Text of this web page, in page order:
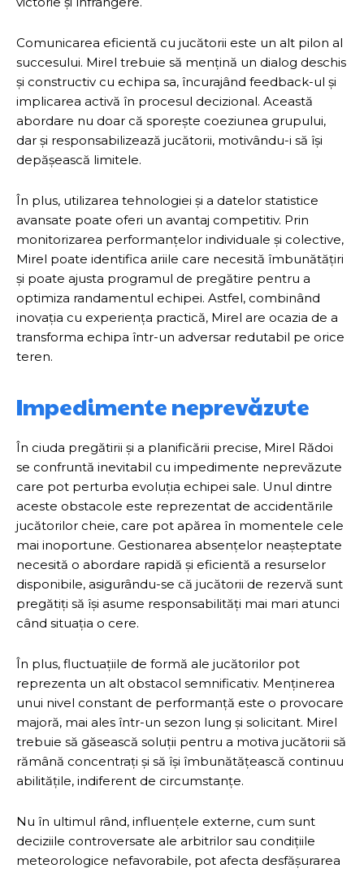
Comunicarea eficientă cu jucătorii este un alt pilon al
succesului. Mirel trebuie să mențină un dialog deschis
și constructiv cu echipa sa, încurajând feedback-ul și
implicarea activă în procesul decizional. Această
abordare nu doar că sporește coeziunea grupului,
dar și responsabilizează jucătorii, motivându-i să își
depășească limitele.
În plus, utilizarea tehnologiei și a datelor statistice
avansate poate oferi un avantaj competitiv. Prin
monitorizarea performanțelor individuale și colective,
Mirel poate identifica ariile care necesită îmbunătățiri
și poate ajusta programul de pregătire pentru a
optimiza randamentul echipei. Astfel, combinând
inovația cu experiența practică, Mirel are ocazia de a
transforma echipa într-un adversar redutabil pe orice
teren.
Impedimente neprevăzute
În ciuda pregătirii și a planificării precise, Mirel Rădoi
se confruntă inevitabil cu impedimente neprevăzute
care pot perturba evoluția echipei sale. Unul dintre
aceste obstacole este reprezentat de accidentările
jucătorilor cheie, care pot apărea în momentele cele
mai inoportune. Gestionarea absențelor neașteptate
necesită o abordare rapidă și eficientă a resurselor
disponibile, asigurându-se că jucătorii de rezervă sunt
pregătiți să își asume responsabilități mai mari atunci
când situația o cere.
În plus, fluctuațiile de formă ale jucătorilor pot
reprezenta un alt obstacol semnificativ. Menținerea
unui nivel constant de performanță este o provocare
majoră, mai ales într-un sezon lung și solicitant. Mirel
trebuie să găsească soluții pentru a motiva jucătorii să
rămână concentrați și să își îmbunătățească continuu
abilitățile, indiferent de circumstanțe.
Nu în ultimul rând, influențele externe, cum sunt
deciziile controversate ale arbitrilor sau condițiile
meteorologice nefavorabile, pot afecta desfășurarea